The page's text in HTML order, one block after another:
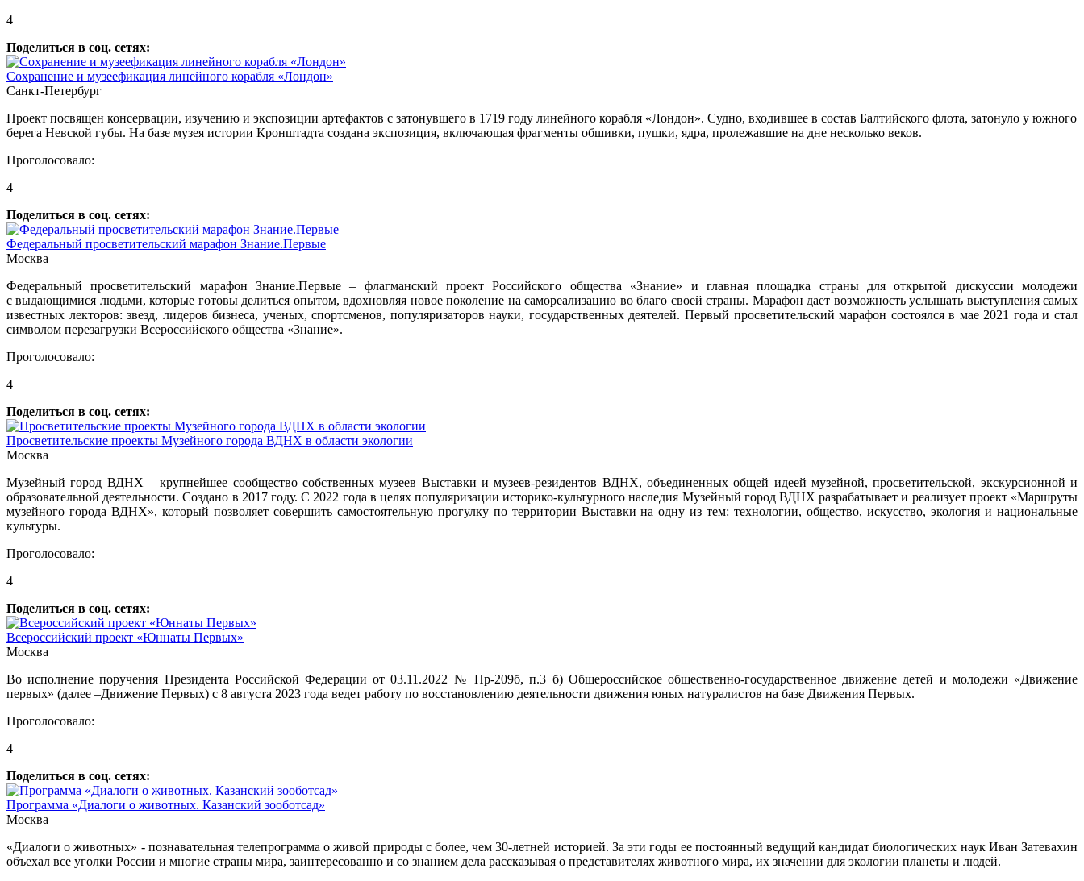
4
Поделиться в соц. сетях:
Сохранение и музеефикация линейного корабля «Лондон»
Санкт-Петербург
Проект посвящен консервации, изучению и экспозиции артефактов с затонувшего в 1719 году линейного корабля «Лондон». Судно, входившее в состав Балтийского флота, затонуло у южного
берега Невской губы. На базе музея истории Кронштадта создана экспозиция, включающая фрагменты обшивки, пушки, ядра, пролежавшие на дне несколько веков.
Проголосовало:
4
Поделиться в соц. сетях:
Федеральный просветительский марафон Знание.Первые
Москва
Федеральный просветительский марафон Знание.Первые – флагманский проект Российского общества «Знание» и главная площадка страны для открытой дискуссии молодежи
с выдающимися людьми, которые готовы делиться опытом, вдохновляя новое поколение на самореализацию во благо своей страны. Марафон дает возможность услышать выступления самых
известных лекторов: звезд, лидеров бизнеса, ученых, спортсменов, популяризаторов науки, государственных деятелей. Первый просветительский марафон состоялся в мае 2021 года и стал
символом перезагрузки Всероссийского общества «Знание».
Проголосовало:
4
Поделиться в соц. сетях:
Просветительские проекты Музейного города ВДНХ в области экологии
Москва
Музейный город ВДНХ – крупнейшее сообщество собственных музеев Выставки и музеев-резидентов ВДНХ, объединенных общей идеей музейной, просветительской, экскурсионной и
образовательной деятельности. Создано в 2017 году. С 2022 года в целях популяризации историко-культурного наследия Музейный город ВДНХ разрабатывает и реализует проект «Маршруты
музейного города ВДНХ», который позволяет совершить самостоятельную прогулку по территории Выставки на одну из тем: технологии, общество, искусство, экология и национальные
культуры.
Проголосовало:
4
Поделиться в соц. сетях:
Всероссийский проект «Юннаты Первых»
Москва
Во исполнение поручения Президента Российской Федерации от 03.11.2022 № Пр-209б, п.3 б) Общероссийское общественно-государственное движение детей и молодежи «Движение
первых» (далее –Движение Первых) с 8 августа 2023 года ведет работу по восстановлению деятельности движения юных натуралистов на базе Движения Первых.
Проголосовало:
4
Поделиться в соц. сетях:
Программа «Диалоги о животных. Казанский зооботсад»
Москва
«Диалоги о животных» - познавательная телепрограмма о живой природы с более, чем 30-летней историей. За эти годы ее постоянный ведущий кандидат биологических наук Иван Затевахин
объехал все уголки России и многие страны мира, заинтересованно и со знанием дела рассказывая о представителях животного мира, их значении для экологии планеты и людей.